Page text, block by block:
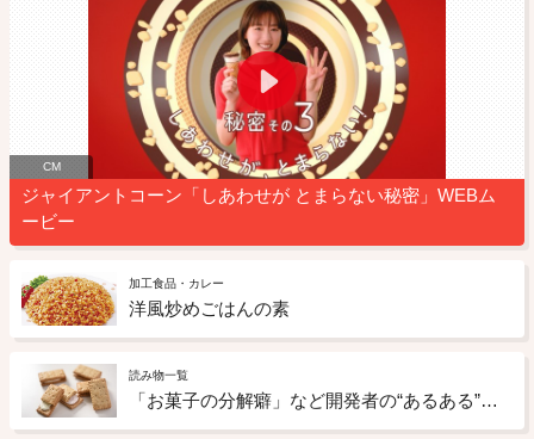
CM
ジャイアントコーン「しあわせが とまらない秘密」WEBム
ービー
加工食品・カレー
洋風炒めごはんの素
読み物一覧
「お菓子の分解癖」など開発者の“あるある”を探る